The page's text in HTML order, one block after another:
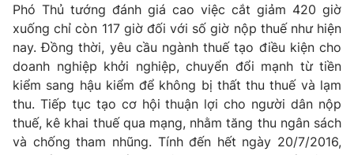
Góc doanh nghiệp
Truyền hình
Phim VTV
Hậu trường
Nhân vật
Khán giả
Giải trí
Điện ảnh
Âm nhạc
Sao
Đời sống
Du lịch
Giáo dục
Phó Thủ tướng đánh giá cao việc cắt giảm 420 giờ
xuống chỉ còn 117 giờ đối với số giờ nộp thuế như hiện
nay. Đồng thời, yêu cầu ngành thuế tạo điều kiện cho
doanh nghiệp khởi nghiệp, chuyển đổi mạnh từ tiền
kiểm sang hậu kiểm để không bị thất thu thuế và lạm
thu. Tiếp tục tạo cơ hội thuận lợi cho người dân nộp
thuế, kê khai thuế qua mạng, nhằm tăng thu ngân sách
và chống tham nhũng. Tính đến hết ngày 20/7/2016,